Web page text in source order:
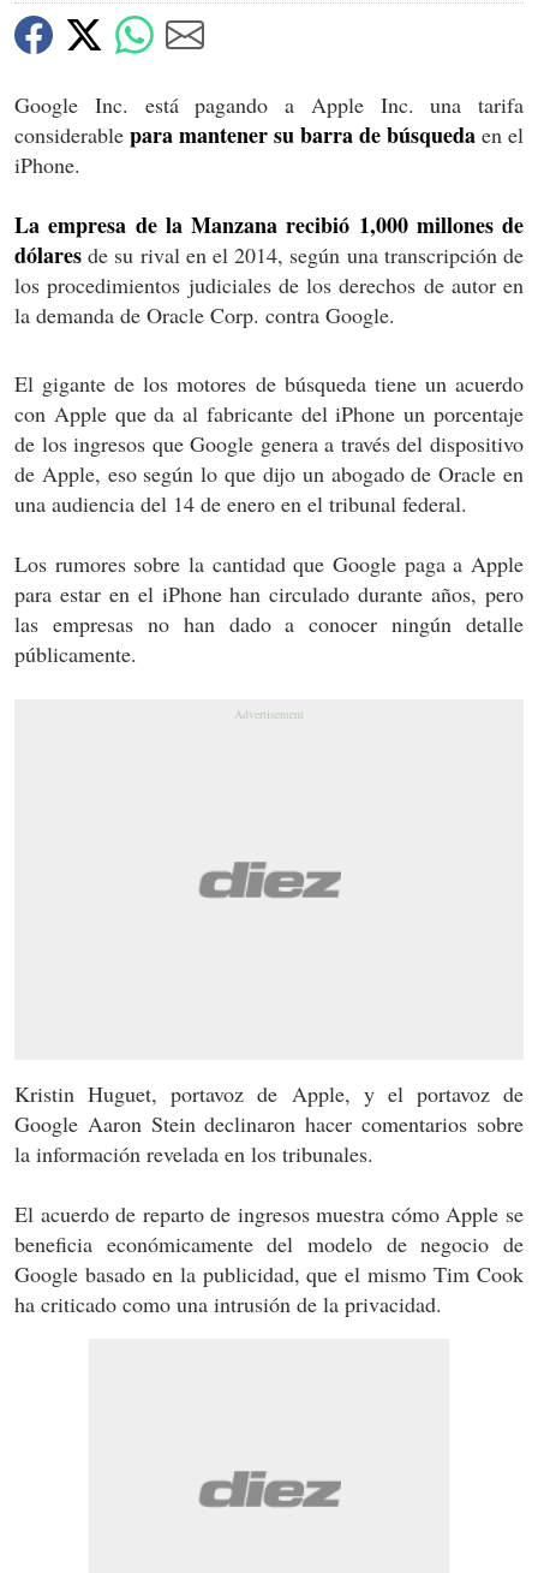
Google Inc. está pagando a Apple Inc. una tarifa
considerable para mantener su barra de búsqueda en el
iPhone.
La empresa de la Manzana recibió 1,000 millones de
dólares de su rival en el 2014, según una transcripción de
los procedimientos judiciales de los derechos de autor en
la demanda de Oracle Corp. contra Google.
El gigante de los motores de búsqueda tiene un acuerdo
con Apple que da al fabricante del iPhone un porcentaje
de los ingresos que Google genera a través del dispositivo
de Apple, eso según lo que dijo un abogado de Oracle en
una audiencia del 14 de enero en el tribunal federal.
Los rumores sobre la cantidad que Google paga a Apple
para estar en el iPhone han circulado durante años, pero
las empresas no han dado a conocer ningún detalle
públicamente.
Kristin Huguet, portavoz de Apple, y el portavoz de
Google Aaron Stein declinaron hacer comentarios sobre
la información revelada en los tribunales.
El acuerdo de reparto de ingresosmuestra cómo Apple se
beneficia económicamente del modelo de negocio de
Google basado en la publicidad, que el mismo Tim Cook
ha criticado como una intrusión de la privacidad.